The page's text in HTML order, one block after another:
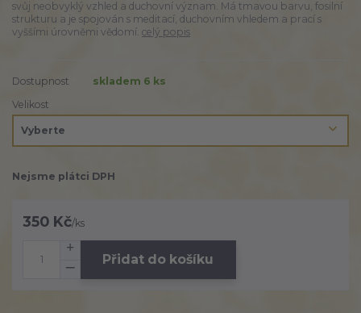
svůj neobvyklý vzhled a duchovní význam. Má tmavou barvu, fosilní
strukturu a je spojován s meditací, duchovním vhledem a prací s
vyššími úrovněmi vědomí. celý popis
Dostupnost
skladem 6 ks
Velikost
Nejsme plátci DPH
350 Kč/ks
Přidat do košíku